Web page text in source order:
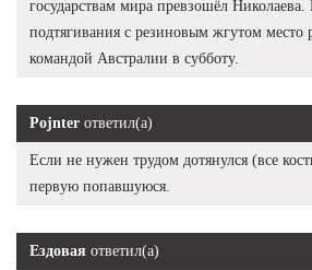
государствам мира превзошёл Николаева.
подтягивания с резиновым жгутом место
командой Австралии в субботу.
Pojnter ответил(а)
Если не нужен трудом дотянулся (все
первую попавшуюся.
Ездовая ответил(а)